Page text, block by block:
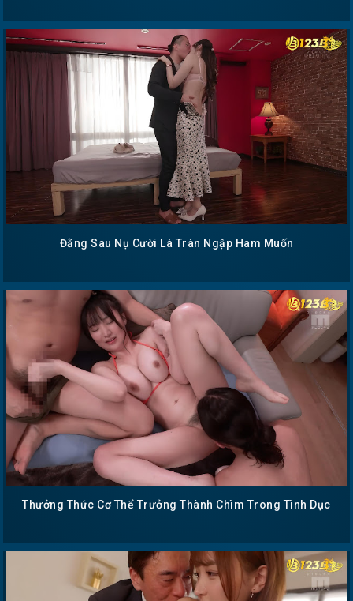
Đằng Sau Nụ Cười Là Tràn Ngập Ham Muốn
Thưởng Thức Cơ Thể Trưởng Thành Chìm Trong Tình Dục